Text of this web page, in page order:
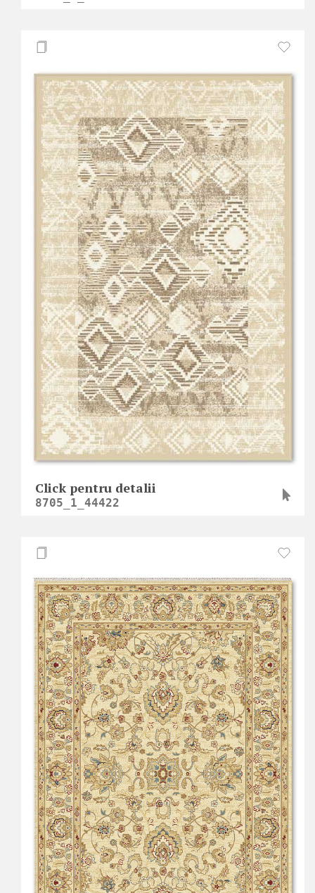
Click pentru detalii
8705_1_44422